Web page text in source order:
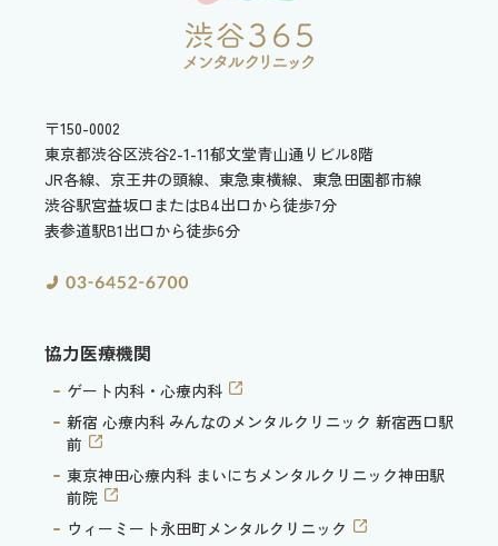
〒150-0002
東京都渋谷区渋谷2-1-11郁文堂青山通りビル8階
JR各線、京王井の頭線、東急東横線、東急田園都市線
渋谷駅宮益坂口またはB4出口から徒歩7分
表参道駅B1出口から徒歩6分
協力医療機関
ゲート内科・心療内科
新宿 心療内科 みんなのメンタルクリニック 新宿西口駅
前
東京神田心療内科 まいにちメンタルクリニック神田駅
前院
ウィーミート永田町メンタルクリニック